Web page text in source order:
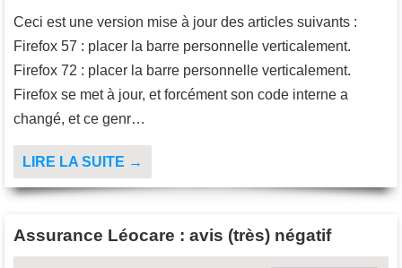
Ceci est une version mise à jour des articles suivants :
Firefox 57 : placer la barre personnelle verticalement.
Firefox 72 : placer la barre personnelle verticalement.
Firefox se met à jour, et forcément son code interne a
changé, et ce genr…
LIRE LA SUITE →
Assurance Léocare : avis (très) négatif